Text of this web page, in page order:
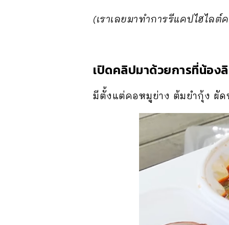
(เราเลยมาทำการรีแคปไฮไล
เปิดคลิปมาด้วยการที่น้อง
มีตั้งแต่คอหมูย่าง ต้มยำกุ้ง ผั